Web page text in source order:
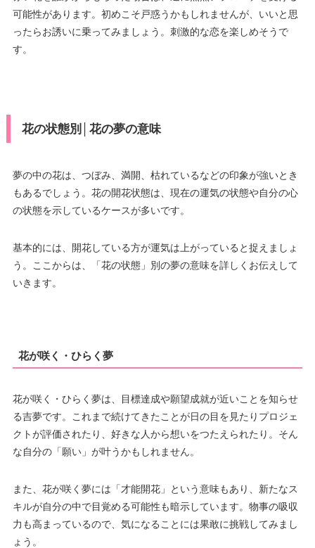
可能性があります。初めこそ戸惑うかもしれませんが、いいと思
ったらお誘いに乗ってみましょう。刺激的な恋を楽しめそうで
す。
花の状態別│花の夢の意味
夢の中の花は、つぼみ、満開、枯れているなどの印象が強いとき
もあるでしょう。花の開花状態は、現在の運気の状態や自分の心
の状態を示しているケースが多いです。
基本的には、開花している方が運気は上がっていると捉えましょ
う。ここからは、「花の状態」別の夢の意味を詳しくお伝えして
いきます。
花が咲く・ひらく夢
花が咲く・ひらく夢は、目標達成や願望成就が近いことを知らせ
る吉夢です。これまで続けてきたことが日の目を見たりプロジェ
クトが評価されたり、好きな人から想いをつたえられたり。そん
な自分の「願い」が叶うかもしれません。
また、花が咲く夢には「才能開花」という意味もあり、新たなス
キルが自分の中で目覚める可能性も暗示しています。物事の吸収
力も高まっているので、気になることには果敢に挑戦してみまし
ょう。